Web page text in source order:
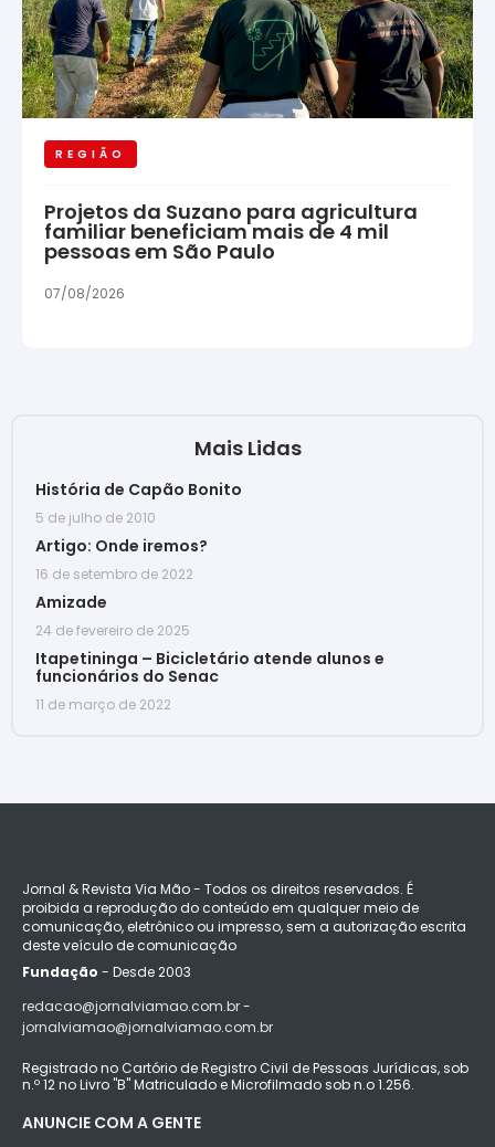
REGIÃO
Projetos da Suzano para agricultura
familiar beneficiam mais de 4 mil
pessoas em São Paulo
07/08/2026
Mais Lidas
História de Capão Bonito
5 de julho de 2010
Artigo: Onde iremos?
16 de setembro de 2022
Amizade
24 de fevereiro de 2025
Itapetininga – Bicicletário atende alunos e
funcionários do Senac
11 de março de 2022
Jornal & Revista Via Mão - Todos os direitos reservados. É
proibida a reprodução do conteúdo em qualquer meio de
comunicação, eletrônico ou impresso, sem a autorização escrita
deste veículo de comunicação
Fundação - Desde 2003
redacao@jornalviamao.com.br -
jornalviamao@jornalviamao.com.br
Registrado no Cartório de Registro Civil de Pessoas Jurídicas, sob
n.º 12 no Livro "B" Matriculado e Microfilmado sob n.o 1.256.
ANUNCIE COM A GENTE